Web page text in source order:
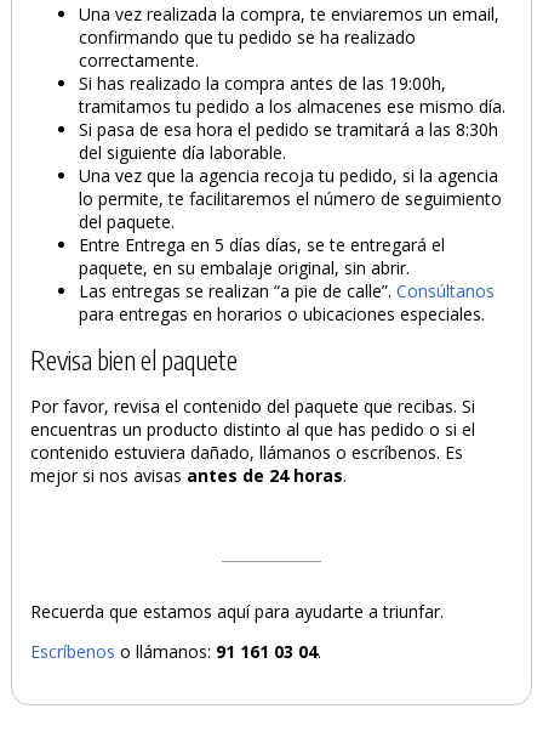
Una vez realizada la compra, te enviaremos un email,
confirmando que tu pedido se ha realizado
correctamente.
Si has realizado la compra antes de las 19:00h,
tramitamos tu pedido a los almacenes ese mismo día.
Si pasa de esa hora el pedido se tramitará a las 8:30h
del siguiente día laborable.
Una vez que la agencia recoja tu pedido, si la agencia
lo permite, te facilitaremos el número de seguimiento
del paquete.
Entre Entrega en 5 días días, se te entregará el
paquete, en su embalaje original, sin abrir.
Las entregas se realizan “a pie de calle”.Consúltanos
para entregas en horarios o ubicaciones especiales.
Revisa bien el paquete
Por favor, revisa el contenido del paquete que recibas. Si
encuentras un producto distinto al que has pedido o si el
contenido estuviera dañado, llámanos o escríbenos. Es
mejor si nos avisas antes de 24 horas.
Recuerda que estamos aquí para ayudarte a triunfar.
Escríbenos o llámanos: 91 161 03 04.